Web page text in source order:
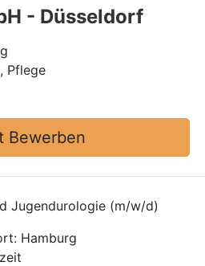
- Düsseldorf
Pflege
Bewerben
Jugendurologie (m/w/d)
Hamburg